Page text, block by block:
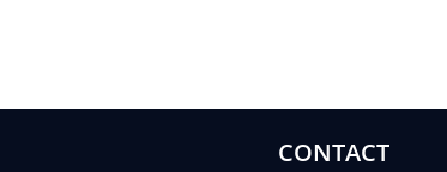
CONTACT